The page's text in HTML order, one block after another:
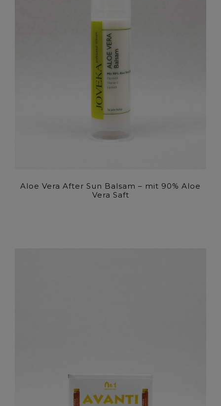
Aloe Vera After Sun Balsam – mit 90% Aloe
Vera Saft